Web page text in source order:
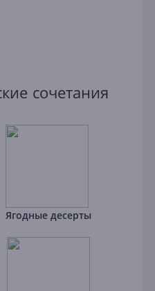
сочетания
Ягодные десерты